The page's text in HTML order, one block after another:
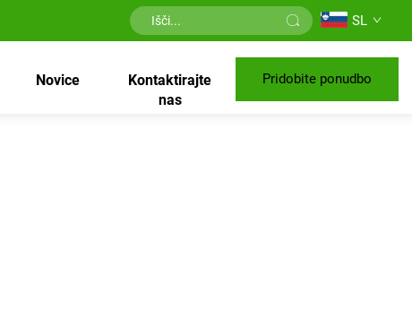
SL
Novice
Kontaktirajte
nas
Pridobite ponudbo